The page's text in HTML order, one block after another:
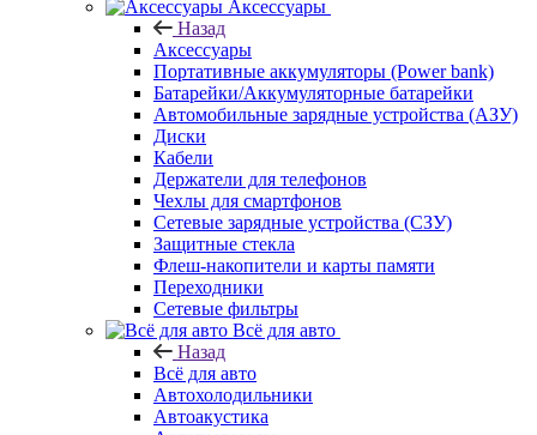
Аксессуары
Назад
Аксессуары
Портативные аккумуляторы (Power bank)
Батарейки/Аккумуляторные батарейки
Автомобильные зарядные устройства (АЗУ)
Диски
Кабели
Держатели для телефонов
Чехлы для смартфонов
Сетевые зарядные устройства (СЗУ)
Защитные стекла
Флеш-накопители и карты памяти
Переходники
Сетевые фильтры
Всё для авто
Назад
Всё для авто
Автохолодильники
Автоакустика